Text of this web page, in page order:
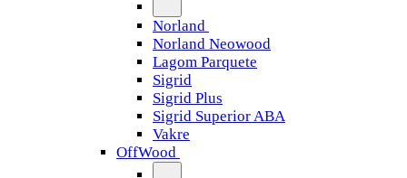
Norland
Norland Neowood
Lagom Parquete
Sigrid
Sigrid Plus
Sigrid Superior ABA
Vakre
OffWood